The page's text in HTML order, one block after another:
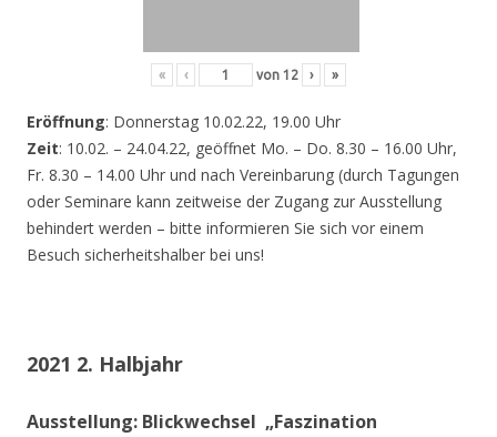
« ‹ von 12 › »
Eröffnung: Donnerstag 10.02.22, 19.00 Uhr
Zeit: 10.02. – 24.04.22, geöffnet Mo. – Do. 8.30 – 16.00 Uhr,
Fr. 8.30 – 14.00 Uhr und nach Vereinbarung (durch Tagungen
oder Seminare kann zeitweise der Zugang zur Ausstellung
behindert werden – bitte informieren Sie sich vor einem
Besuch sicherheitshalber bei uns!
2021 2. Halbjahr
Ausstellung: Blickwechsel „Faszination